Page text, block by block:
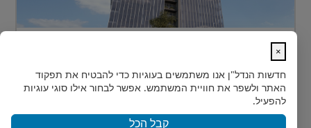
MEDIPORT תל השומר - נבנה לפרוץ דרך אל המחר
בעולם הרפואה של המאה ה-21, קצב החדשנות אינו
מאפשר מנ...
×
חדשות הנדל"ן אנו משתמשים בעוגיות כדי להבטיח את תפקוד
האתר ולשפר את חוויית המשתמש. אפשר לבחור אילו סוגי עוגיות
להפעיל.
קבל הכל